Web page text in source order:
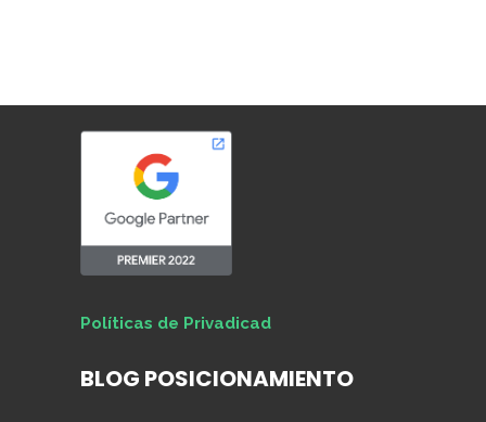
Políticas de Privadicad
BLOG POSICIONAMIENTO